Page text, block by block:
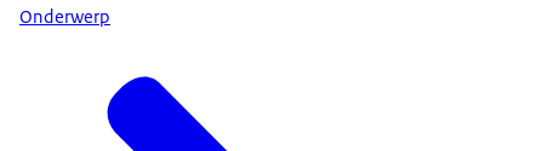
Onderwerp